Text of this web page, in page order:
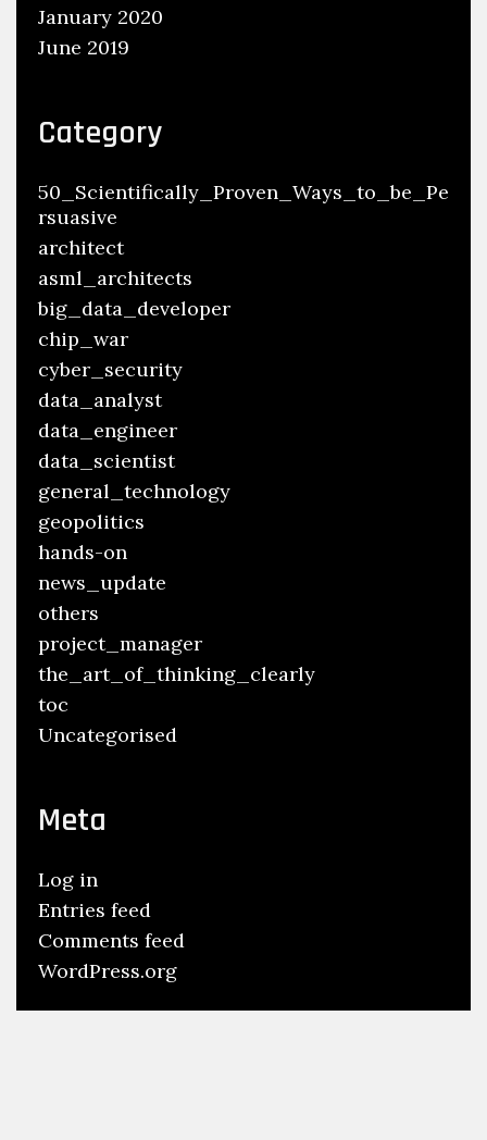
January 2020
June 2019
Category
50_Scientifically_Proven_Ways_to_be_Pe
rsuasive
architect
asml_architects
big_data_developer
chip_war
cyber_security
data_analyst
data_engineer
data_scientist
general_technology
geopolitics
hands-on
news_update
others
project_manager
the_art_of_thinking_clearly
toc
Uncategorised
Meta
Log in
Entries feed
Comments feed
WordPress.org